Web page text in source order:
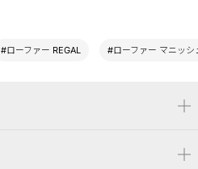
#ローファー REGAL #ローファー マニッシ